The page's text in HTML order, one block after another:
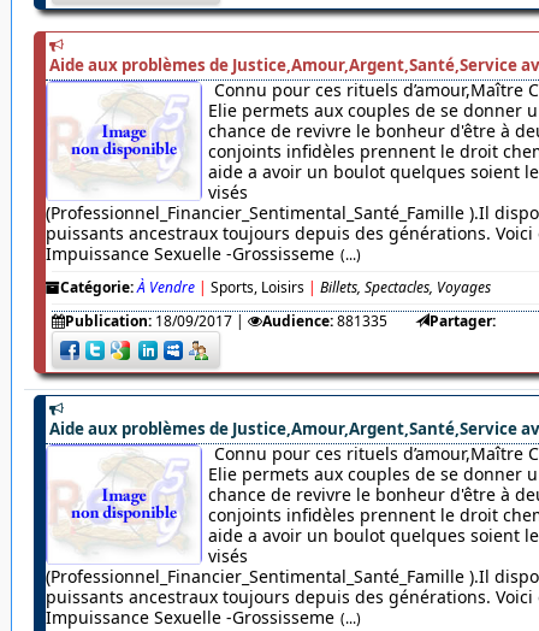
Aide aux problèmes de Justice,Amour,Argent,Santé,Service
Connu pour ces rituels d’amour,Maître
Elie permets aux couples de se donner
chance de revivre le bonheur d'être à
conjoints infidèles prennent le droit
aide a avoir un boulot quelques soient
visés
(Professionnel_Financier_Sentimental_Santé_Famille ).Il
puissants ancestraux toujours depuis des générations. Voici
Impuissance Sexuelle -Grossisseme (...)
Catégorie:À Vendre | Sports, Loisirs | Billets, Spectacles, Voyages
Publication: 18/09/2017| Audience:881335 Partager:
Aide aux problèmes de Justice,Amour,Argent,Santé,Service
Connu pour ces rituels d’amour,Maître
Elie permets aux couples de se donner
chance de revivre le bonheur d'être à
conjoints infidèles prennent le droit
aide a avoir un boulot quelques soient
visés
(Professionnel_Financier_Sentimental_Santé_Famille ).Il
puissants ancestraux toujours depuis des générations. Voici
Impuissance Sexuelle -Grossisseme (...)